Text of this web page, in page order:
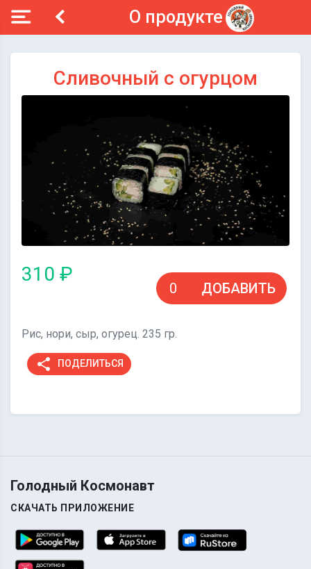
О продукте
Сливочный с огурцом
310 ₽
ДОБАВИТЬ
Рис, нори, сыр, огурец. 235 гр.
share ПОДЕЛИТЬСЯ
Голодный Космонавт
СКАЧАТЬ ПРИЛОЖЕНИЕ